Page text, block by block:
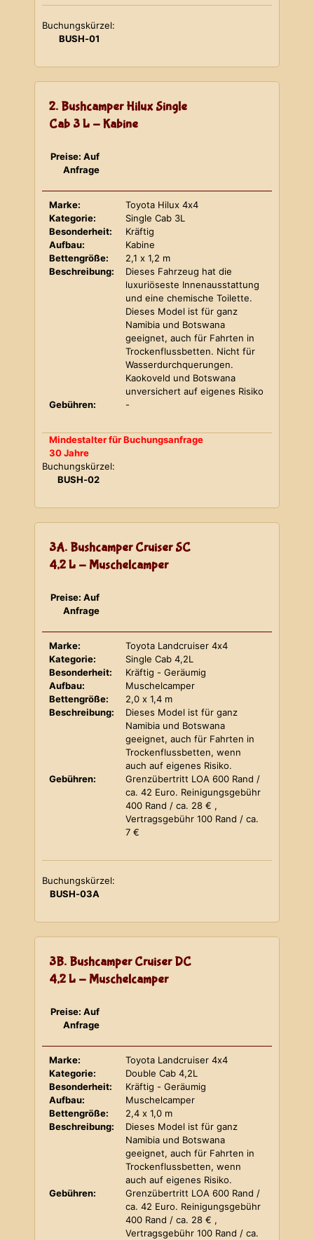
Buchungskürzel:
BUSH-01
2. Bushcamper Hilux Single
Cab 3 L - Kabine
Preise: Auf
Anfrage
Marke:
Toyota Hilux 4x4
Kategorie:
Single Cab 3L
Besonderheit:
Kräftig
Aufbau:
Kabine
Bettengröße:
2,1 x 1,2 m
Beschreibung:
Dieses Fahrzeug hat die
luxuriöseste Innenausstattung
und eine chemische Toilette.
Dieses Model ist für ganz
Namibia und Botswana
geeignet, auch für Fahrten in
Trockenflussbetten. Nicht für
Wasserdurchquerungen.
Kaokoveld und Botswana
unversichert auf eigenes Risiko
Gebühren:
-
Mindestalter für Buchungsanfrage
30 Jahre
Buchungskürzel:
BUSH-02
3A. Bushcamper Cruiser SC
4,2 L - Muschelcamper
Preise: Auf
Anfrage
Marke:
Toyota Landcruiser 4x4
Kategorie:
Single Cab 4,2L
Besonderheit:
Kräftig - Geräumig
Aufbau:
Muschelcamper
Bettengröße:
2,0 x 1,4 m
Beschreibung:
Dieses Model ist für ganz
Namibia und Botswana
geeignet, auch für Fahrten in
Trockenflussbetten, wenn
auch auf eigenes Risiko.
Gebühren:
Grenzübertritt LOA 600 Rand /
ca. 42 Euro. Reinigungsgebühr
400 Rand / ca. 28 € ,
Vertragsgebühr 100 Rand / ca.
7 €
Buchungskürzel:
BUSH-03A
3B. Bushcamper Cruiser DC
4,2 L - Muschelcamper
Preise: Auf
Anfrage
Marke:
Toyota Landcruiser 4x4
Kategorie:
Double Cab 4,2L
Besonderheit:
Kräftig - Geräumig
Aufbau:
Muschelcamper
Bettengröße:
2,4 x 1,0 m
Beschreibung:
Dieses Model ist für ganz
Namibia und Botswana
geeignet, auch für Fahrten in
Trockenflussbetten, wenn
auch auf eigenes Risiko.
Gebühren:
Grenzübertritt LOA 600 Rand /
ca. 42 Euro. Reinigungsgebühr
400 Rand / ca. 28 € ,
Vertragsgebühr 100 Rand / ca.